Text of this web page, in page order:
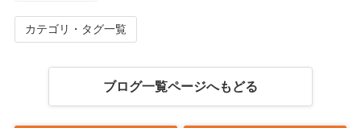
カテゴリ・タグ一覧
ブログ一覧ページへもどる